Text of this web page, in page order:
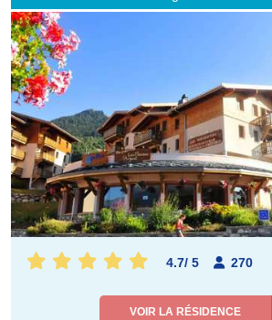
4.7/ 5 270
VOIR LA RÉSIDENCE